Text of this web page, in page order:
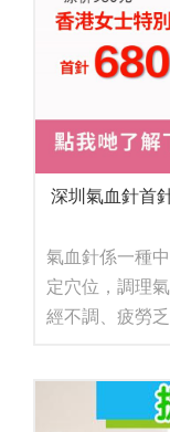
深圳氣血針首
氣血針係一種
定穴位，調理
經不調、疲勞